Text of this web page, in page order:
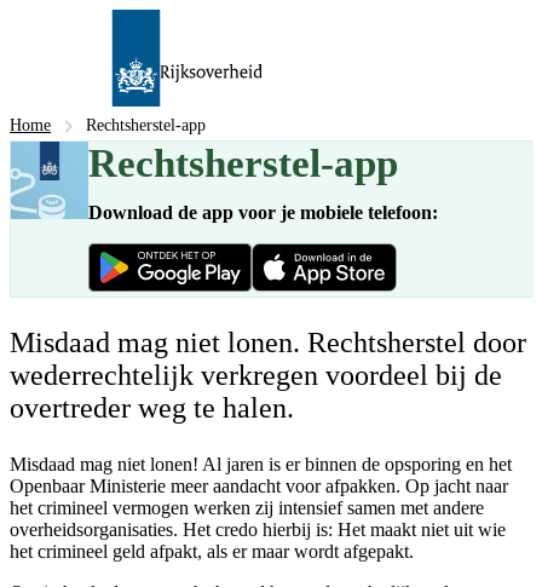
Home Rechtsherstel-app
Rechtsherstel-app
Download de app voor je mobiele telefoon:
Misdaad mag niet lonen. Rechtsherstel door
wederrechtelijk verkregen voordeel bij de
overtreder weg te halen.
Misdaad mag niet lonen! Al jaren is er binnen de opsporing en het
Openbaar Ministerie meer aandacht voor afpakken. Op jacht naar
het crimineel vermogen werken zij intensief samen met andere
overheidsorganisaties. Het credo hierbij is: Het maakt niet uit wie
het crimineel geld afpakt, als er maar wordt afgepakt.